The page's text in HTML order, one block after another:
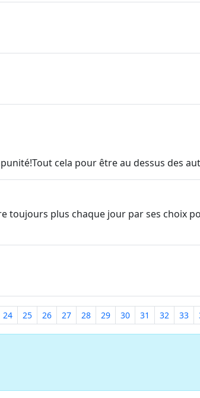
cela pour être au dessus des
toujours plus chaque jour par ses choix
24 25 26 27 28 29 30 31 32 33